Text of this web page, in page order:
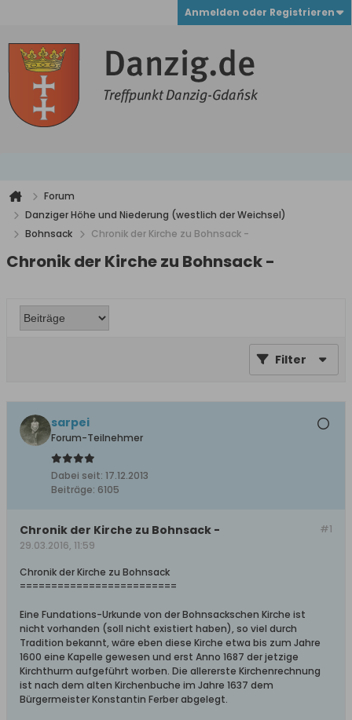
Anmelden oder Registrieren
Forum
Danziger Höhe und Niederung (westlich der Weichsel)
Bohnsack
Chronik der Kirche zu Bohnsack -
Chronik der Kirche zu Bohnsack -
Filter
sarpei
Forum-Teilnehmer
Dabei seit: 17.12.2013
Beiträge: 6105
#1
Chronik der Kirche zu Bohnsack -
29.03.2016, 11:59
Chronik der Kirche zu Bohnsack
=========================
Eine Fundations-Urkunde von der Bohnsackschen Kirche ist
nicht vorhanden (soll nicht existiert haben), so viel durch
Tradition bekannt, wäre eben diese Kirche etwa bis zum Jahre
1600 eine Kapelle gewesen und erst Anno 1687 der jetzige
Kirchthurm aufgeführt worben. Die allererste Kirchenrechnung
ist nach dem aIten Kirchenbuche im Jahre 1637 dem
Bürgermeister Konstantin Ferber abgelegt.